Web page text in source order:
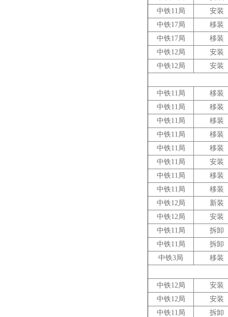
中铁11局
安装
中铁17局
移装
中铁17局
移装
中铁12局
安装
中铁12局
安装
中铁11局
移装
中铁11局
移装
中铁11局
移装
中铁11局
移装
中铁11局
移装
中铁11局
安装
中铁11局
移装
中铁11局
移装
中铁12局
新装
中铁12局
安装
中铁11局
拆卸
中铁11局
拆卸
中铁3局
移装
中铁12局
安装
中铁12局
安装
中铁11局
拆卸